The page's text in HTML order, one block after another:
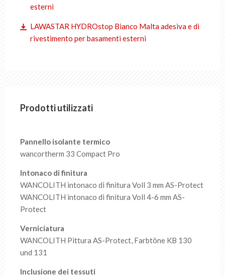
esterni
LAWASTAR HYDROstop Bianco Malta adesiva e di
rivestimento per basamenti esterni
Prodotti utilizzati
Pannello isolante termico
wancortherm 33 Compact Pro
Intonaco di finitura
WANCOLITH intonaco di finitura Voll 3 mm AS-Protect
WANCOLITH intonaco di finitura Voll 4-6 mm AS-
Protect
Verniciatura
WANCOLITH Pittura AS-Protect, Farbtöne KB 130
und 131
Inclusione dei tessuti